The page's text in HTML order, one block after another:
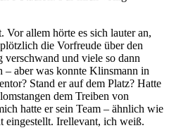
Vor allem hörte es sich lauter an,
die Vorfreude über den
und viele so dann
– aber was konnte Klinsmann in
Stand er auf dem Platz? Hatte
dem Treiben von
hatte er sein Team – ähnlich wie
eingestellt. Irellevant, ich weiß.